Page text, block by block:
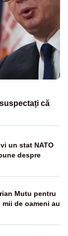
că
un stat NATO
despre
Mutu pentru
de oameni au